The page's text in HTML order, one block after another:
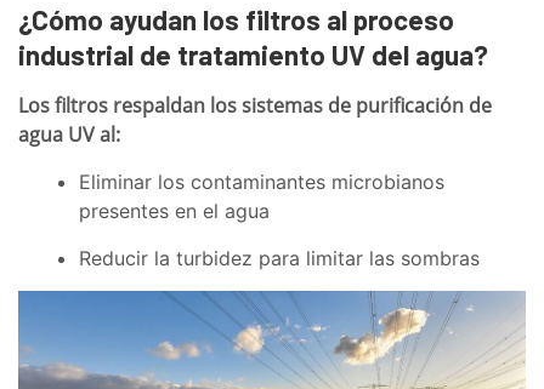
¿Cómo ayudan los filtros al proceso
industrial de tratamiento UV del agua?
Los filtros respaldan los sistemas de purificación de
agua UV al:
Eliminar los contaminantes microbianos
presentes en el agua
Reducir la turbidez para limitar las sombras